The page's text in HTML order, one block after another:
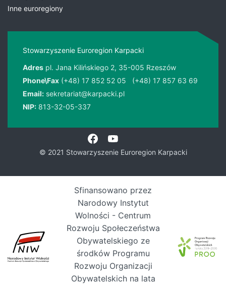
Inne euroregiony
Stowarzyszenie Euroregion Karpacki
Adres pl. Jana Kilińskiego 2, 35-005 Rzeszów
Phone\Fax (+48) 17 852 52 05
(+48) 17 857 63 69
Email: sekretariat@karpacki.pl
NIP: 813-32-05-337
© 2021 Stowarzyszenie Euroregion Karpacki
Sfinansowano przez
Narodowy Instytut
Wolności - Centrum
Rozwoju Społeczeństwa
Obywatelskiego ze
środków Programu
Rozwoju Organizacji
Obywatelskich na lata